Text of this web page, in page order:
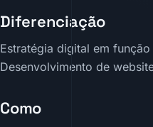
Diferenciação
Estratégia digital em
Desenvolvimento de
Como